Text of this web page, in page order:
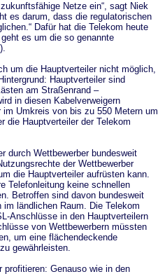
Netze ein“, sagt Niek
es darum, dass die regulatorischen
Dafür hat die Telekom heute
es um die so genannte
um die Hauptverteiler nicht möglich,
Hauptverteiler sind
am Straßenrand –
in diesen Kabelverweigern
Umkreis von bis zu 550 Metern um
die Hauptverteiler der Telekom
durch Wettbewerber bundesweit
der Wettbewerber
die Hauptverteiler aufrüsten kann.
Telefonleitung keine schnellen
Betroffen sind davon bundesweit
ländlichen Raum. Die Telekom
Anschlüsse in den Hauptverteilern
von Wettbewerbern müssten
um eine flächendeckende
gewährleisten.
profitieren: Genauso wie in den